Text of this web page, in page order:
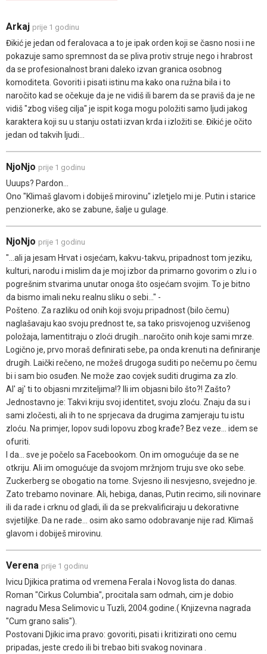
Arkaj prije 1 godinu
Đikić je jedan od feralovaca a to je ipak orden koji se časno nosi i ne
pokazuje samo spremnost da se pliva protiv struje nego i hrabrost
da se profesionalnost brani daleko izvan granica osobnog
komoditeta. Govoriti i pisati istinu ma kako ona ružna bila i to
naročito kad se očekuje da je ne vidiš ili barem da se praviš da je ne
vidiš "zbog višeg cilja" je ispit koga mogu položiti samo ljudi jakog
karaktera koji su u stanju ostati izvan krda i izložiti se. Đikić je očito
jedan od takvih ljudi...
NjoNjo prije 1 godinu
Uuups? Pardon...
Ono "Klimaš glavom i dobiješ mirovinu" izletjelo mi je. Putin i starice
penzionerke, ako se zabune, šalje u gulage.
NjoNjo prije 1 godinu
"...ali ja jesam Hrvat i osjećam, kakvu-takvu, pripadnost tom jeziku,
kulturi, narodu i mislim da je moj izbor da primarno govorim o zlu i o
pogrešnim stvarima unutar onoga što osjećam svojim. To je bitno
da bismo imali neku realnu sliku o sebi..." -
Pošteno. Za razliku od onih koji svoju pripadnost (bilo čemu)
naglašavaju kao svoju prednost te, sa tako prisvojenog uzvišenog
položaja, lamentitraju o zloći drugih...naročito onih koje sami mrze.
Logično je, prvo moraš definirati sebe, pa onda krenuti na definiranje
drugih. Laički rečeno, ne možeš drugoga suditi po nečemu po čemu
bi i sam bio osuđen. Ne može zao covjek suditi drugima za zlo.
Al' aj' ti to objasni mrziteljima!? Ili im objasni bilo što?! Zašto?
Jednostavno je: Takvi kriju svoj identitet, svoju zloću. Znaju da su i
sami zločesti, ali ih to ne sprjecava da drugima zamjeraju tu istu
zloću. Na primjer, lopov sudi lopovu zbog krađe? Bez veze... idem se
ofuriti.
I da... sve je počelo sa Facebookom. On im omogućuje da se ne
otkriju. Ali im omogućuje da svojom mržnjom truju sve oko sebe.
Zuckerberg se obogatio na tome. Svjesno ili nesvjesno, svejedno je.
Zato trebamo novinare. Ali, hebiga, danas, Putin recimo, sili novinare
ili da rade i crknu od gladi, ili da se prekvalificiraju u dekorativne
svjetiljke. Da ne rade... osim ako samo odobravanje nije rad. Klimaš
glavom i dobiješ mirovinu.
Verena prije 1 godinu
Ivicu Djikica pratima od vremena Ferala i Novog lista do danas.
Roman "Cirkus Columbia", procitala sam odmah, cim je dobio
nagradu Mesa Selimovic u Tuzli, 2004.godine.( Knjizevna nagrada
"Cum grano salis").
Postovani Djikic ima pravo: govoriti, pisati i kritizirati ono cemu
pripadas, jeste credo ili bi trebao biti svakog novinara .